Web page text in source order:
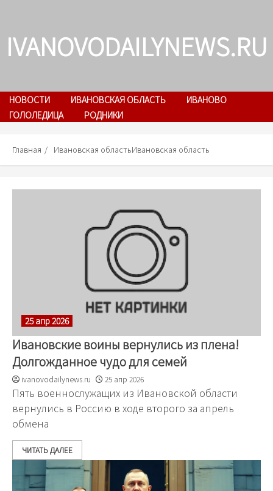
content
IVANOVODAILYNEWS.RU
НОВОСТИ ИВАНОВСКАЯ ОБЛАСТЬ
ИВАНОВО
ГОЛОЛЕДИЦА
РОДНИКИ
Главная Ивановская областьИвановская область
25 апр 2026
Ивановские воины вернулись из плена!
Долгожданное чудо для семей
ivanovodailynews.ru 25 апр 2026
Пять военнослужащих из Ивановской области
вернулись в Россию в ходе второго за апрель
обмена
ЧИТАТЬ ДАЛЕЕ